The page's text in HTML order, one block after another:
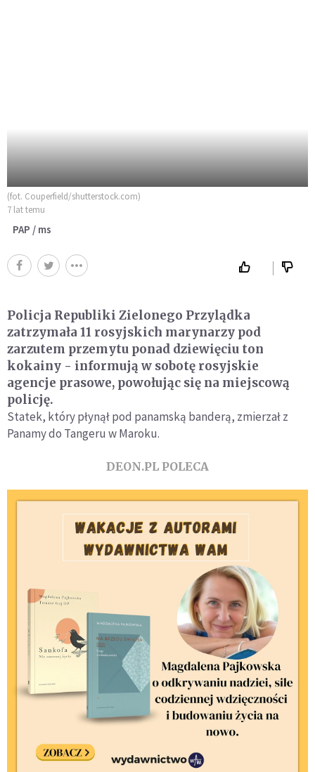
(fot. Couperfield/shutterstock.com)
7 lat temu
PAP / ms
Policja Republiki Zielonego Przylądka
zatrzymała 11 rosyjskich marynarzy pod
zarzutem przemytu ponad dziewięciu ton
kokainy - informują w sobotę rosyjskie
agencje prasowe, powołując się na miejscową
policję.
Statek, który płynął pod panamską banderą, zmierzał z
Panamy do Tangeru w Maroku.
DEON.PL POLECA